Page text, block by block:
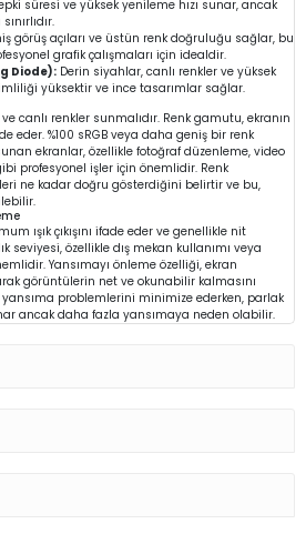
süresi ve yüksek yenileme hızı sunar, ancak
görüş açıları ve üstün renk doğruluğu sağlar, bu
grafik çalışmaları için idealdir.
Diode): Derin siyahlar, canlı renkler ve yüksek
yüksektir ve ince tasarımlar sağlar.
canlı renkler sunmalıdır. Renk gamutu, ekranın
eder. %100 sRGB veya daha geniş bir renk
ekranlar, özellikle fotoğraf düzenleme, video
profesyonel işler için önemlidir. Renk
ne kadar doğru gösterdiğini belirtir ve bu,
ışık çıkışını ifade eder ve genellikle nit
seviyesi, özellikle dış mekan kullanımı veya
Yansımayı önleme özelliği, ekran
görüntülerin net ve okunabilir kalmasını
problemlerini minimize ederken, parlak
ancak daha fazla yansımaya neden olabilir.